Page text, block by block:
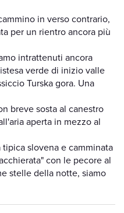
in verso contrario,
per un rientro ancora più
intrattenuti ancora
verde di inizio valle
Turska gora. Una
breve sosta al canestro
aperta in mezzo al
slovena e camminata
con le pecore al
stelle della notte, siamo